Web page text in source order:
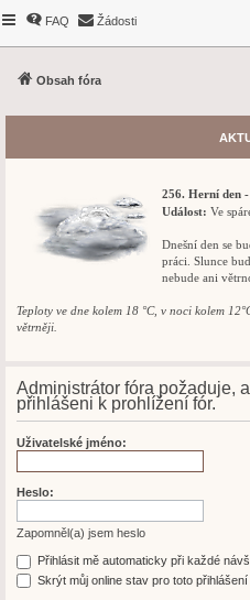
FAQ Žádosti
Obsah fóra
256. Herní den
Událost: Ve
Dnešní den se
práci. Slunce
nebude ani
Teploty ve dne kolem 18 °C, v noci kolem
větrněji.
Administrátor fóra požaduje,
přihlášeni k prohlížení fór.
Uživatelské jméno:
Heslo:
Zapomněl(a) jsem heslo
Přihlásit mě automaticky při každé
Skrýt můj online stav pro toto přihlášení